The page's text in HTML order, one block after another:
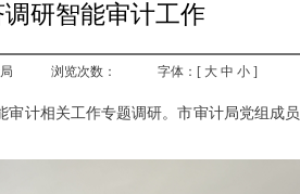
研智能审计工作
浏览次数： 字体：[ 大 中 小]
计相关工作专题调研。市审计局党组成